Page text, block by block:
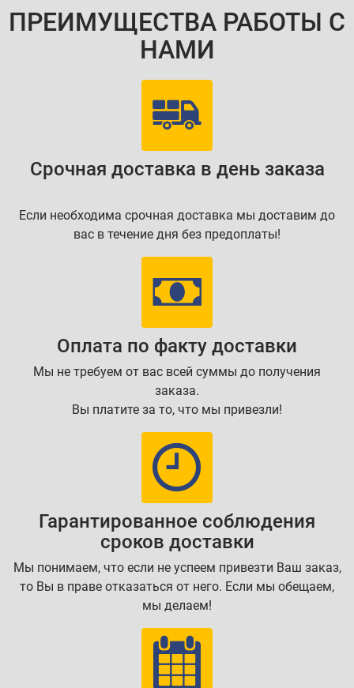
ПРЕИМУЩЕСТВА РАБОТЫ С
НАМИ
Срочная доставка в день заказа
Если необходима срочная доставка мы доставим до
вас в течение дня без предоплаты!
Оплата по факту доставки
Мы не требуем от вас всей суммы до получения
заказа.
Вы платите за то, что мы привезли!
Гарантированное соблюдения
сроков доставки
Мы понимаем, что если не успеем привезти Ваш заказ,
то Вы в праве отказаться от него. Если мы обещаем,
мы делаем!